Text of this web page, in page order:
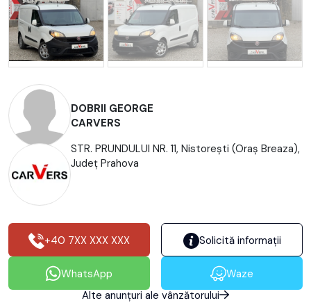
DOBRII GEORGE
CARVERS
STR. PRUNDULUI NR. 11, Nistoreşti (Oraş Breaza),
Județ Prahova
+40 7XX XXX XXX Solicită informații
WhatsApp
Waze
Alte anunțuri ale vânzătorului